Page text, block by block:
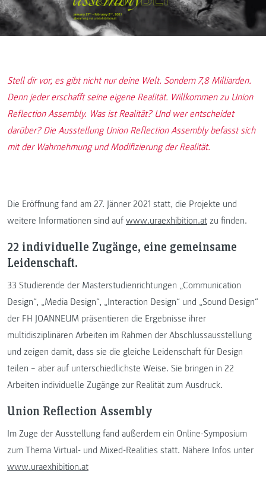
Stell dir vor, es gibt nicht nur deine Welt. Sondern 7,8 Milliarden.
Denn jeder erschafft seine eigene Realität. Willkommen zu Union
Reflection Assembly. Was ist Realität? Und wer entscheidet
darüber? Die Ausstellung Union Reflection Assembly befasst sich
mit der Wahrnehmung und Modifizierung der Realität.
Die Eröffnung fand am 27. Jänner 2021 statt, die Projekte und
weitere Informationen sind auf www.uraexhibition.at zu finden.
22 individuelle Zugänge, eine gemeinsame
Leidenschaft.
33 Studierende der Masterstudienrichtungen „Communication
Design“, „Media Design“, „Interaction Design“ und „Sound Design“
der FH JOANNEUM präsentieren die Ergebnisse ihrer
multidisziplinären Arbeiten im Rahmen der Abschlussausstellung
und zeigen damit, dass sie die gleiche Leidenschaft für Design
teilen – aber auf unterschiedlichste Weise. Sie bringen in 22
Arbeiten individuelle Zugänge zur Realität zum Ausdruck.
Union Reflection Assembly
Im Zuge der Ausstellung fand außerdem ein Online-Symposium
zum Thema Virtual- und Mixed-Realities statt. Nähere Infos unter
www.uraexhibition.at